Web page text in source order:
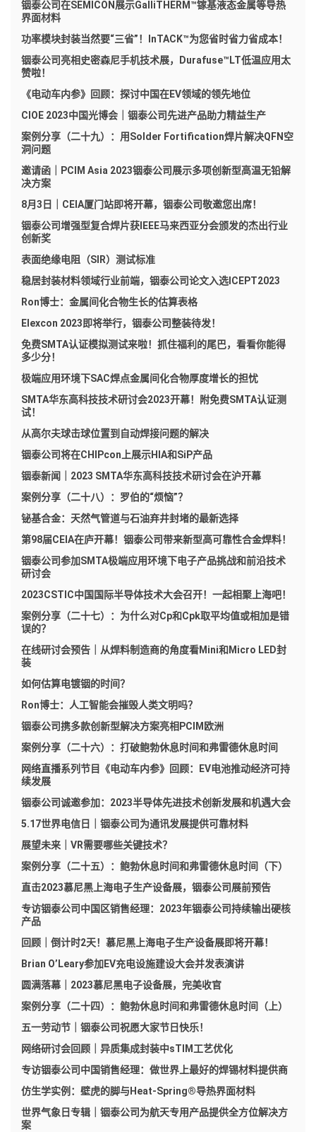
铟泰公司在SEMICON展示GalliTHERM™镓基液态金属等导热
界面材料
功率模块封装当然要“三省”！InTACK™为您省时省力省成本！
铟泰公司亮相史密森尼手机技术展，Durafuse™LT低温应用太
赞啦！
《电动车内参》回顾：探讨中国在EV领域的领先地位
CIOE 2023中国光博会｜铟泰公司先进产品助力精益生产
案例分享（二十九）：用Solder Fortification焊片解决QFN空
洞问题
邀请函｜PCIM Asia 2023铟泰公司展示多项创新型高温无铅解
决方案
8月3日｜CEIA厦门站即将开幕，铟泰公司敬邀您出席！
铟泰公司增强型复合焊片获IEEE马来西亚分会颁发的杰出行业
创新奖
表面绝缘电阻（SIR）测试标准
稳居封装材料领域行业前端，铟泰公司论文入选ICEPT2023
Ron博士：金属间化合物生长的估算表格
Elexcon 2023即将举行，铟泰公司整装待发！
免费SMTA认证模拟测试来啦！抓住福利的尾巴，看看你能得
多少分！
极端应用环境下SAC焊点金属间化合物厚度增长的担忧
SMTA华东高科技技术研讨会2023开幕！附免费SMTA认证测
试！
从高尔夫球击球位置到自动焊接问题的解决
铟泰公司将在CHIPcon上展示HIA和SiP产品
铟泰新闻｜2023 SMTA华东高科技技术研讨会在沪开幕
案例分享（二十八）：罗伯的“烦恼”？
铋基合金：天然气管道与石油弃井封堵的最新选择
第98届CEIA在庐开幕！铟泰公司带来新型高可靠性合金焊料！
铟泰公司参加SMTA极端应用环境下电子产品挑战和前沿技术
研讨会
2023CSTIC中国国际半导体技术大会召开！一起相聚上海吧！
案例分享（二十七）：为什么对Cp和Cpk取平均值或相加是错
误的？
在线研讨会预告｜从焊料制造商的角度看Mini和Micro LED封
装
如何估算电镀铟的时间？
Ron博士：人工智能会摧毁人类文明吗？
铟泰公司携多款创新型解决方案亮相PCIM欧洲
案例分享（二十六）：打破鲍勃休息时间和弗雷德休息时间
网络直播系列节目《电动车内参》回顾：EV电池推动经济可持
续发展
铟泰公司诚邀参加：2023半导体先进技术创新发展和机遇大会
5.17世界电信日｜铟泰公司为通讯发展提供可靠材料
展望未来｜VR需要哪些关键技术？
案例分享（二十五）：鲍勃休息时间和弗雷德休息时间（下）
直击2023慕尼黑上海电子生产设备展，铟泰公司展前预告
专访铟泰公司中国区销售经理：2023年铟泰公司持续输出硬核
产品
回顾｜倒计时2天！慕尼黑上海电子生产设备展即将开幕！
Brian O’Leary参加EV充电设施建设大会并发表演讲
圆满落幕｜2023慕尼黑电子设备展，完美收官
案例分享（二十四）：鲍勃休息时间和弗雷德休息时间（上）
五一劳动节｜铟泰公司祝愿大家节日快乐！
网络研讨会回顾｜异质集成封装中sTIM工艺优化
专访铟泰公司中国销售经理：做世界上最好的焊锡材料提供商
仿生学实例：壁虎的脚与Heat-Spring®导热界面材料
世界气象日专辑｜铟泰公司为航天专用产品提供全方位解决方
案